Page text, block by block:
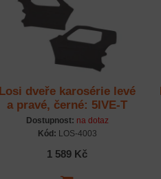
Losi dveře karosérie levé
a pravé, černé: 5IVE-T
3.0
Dostupnost: na dotaz
Kód: LOS-4003
1 589 Kč